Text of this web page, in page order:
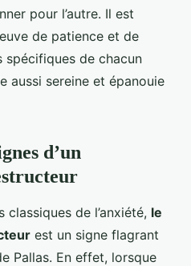
pour l’autre. Il est
de patience et de
spécifiques de chacun
aussi sereine et épanouie
d’un
de l’anxiété, le
est un signe flagrant
Pallas. En effet, lorsque